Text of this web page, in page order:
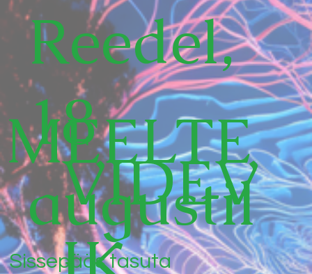
MEELTE
VIDEV
Reedel,
18
augustil
Sissepääs tasuta